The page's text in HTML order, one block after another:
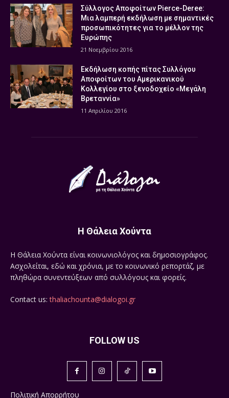
Σύλλογος Αποφοίτων Pierce-Deree:
Μια λαμπερή εκδήλωση με σημαντικές
προσωπικότητες για το μέλλον της
Ευρώπης
21 Νοεμβρίου 2016
Εκδήλωση κοπής πίτας Συλλόγου
Αποφοίτων του Αμερικανικού
Κολλεγίου στο ξενοδοχείο «Μεγάλη
Βρεταννία»
11 Απριλίου 2016
Η Θάλεια Χούντα
Η Θάλεια Χούντα είναι κοινωνιολόγος και δημοσιογράφος.
Ασχολείται, εδώ και χρόνια, με το κοινωνικό ρεπορτάζ, με
πληθώρα συνεντεύξεων από συλλόγους και φορείς.
Contact us:thaliachounta@dialogoi.gr
FOLLOW US
Πολιτική Απορρήτου